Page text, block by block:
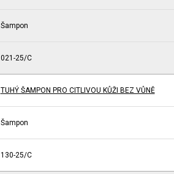
Šampon
021-25/C
TUHÝ ŠAMPON PRO CITLIVOU KŮŽI BEZ VŮNĚ
Šampon
130-25/C